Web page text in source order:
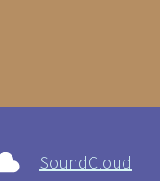
SoundCloud